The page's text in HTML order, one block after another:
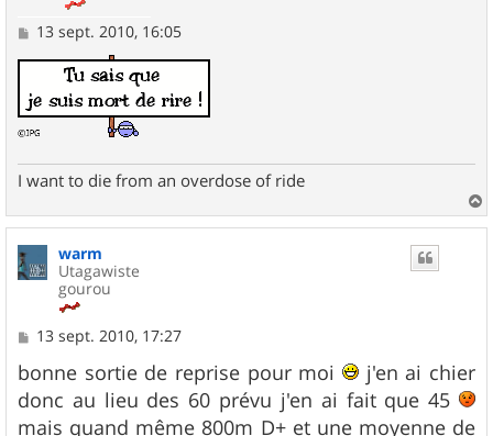
M
s
a
g
e
13 sept. 2010, 16:05
I want to die from an overdose of ride
a
u
warm
Utagawiste
gourou
M
s
s
a
g
13 sept. 2010, 17:27
bonne sortie de reprise pour moi
j'en ai chier
donc au lieu des 60 prévu j'en ai fait que 45
mais quand même 800m D+ et une moyenne de